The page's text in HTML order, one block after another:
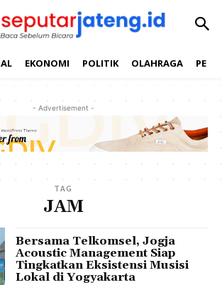
EKONOMI POLITIK OLAHRAGA
- Advertisement -
TAG
JAM
Bersama Telkomsel, Jogja
Acoustic Management Siap
Tingkatkan Eksistensi Musisi
Lokal di Yogyakarta